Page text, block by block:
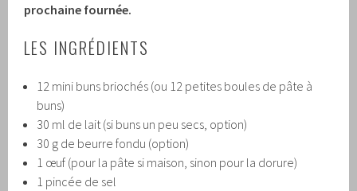
prochaine fournée.
LES INGRÉDIENTS
12 mini buns briochés (ou 12 petites boules de pâte à
buns)
30 ml de lait (si buns un peu secs, option)
30 g de beurre fondu (option)
1 œuf (pour la pâte si maison, sinon pour la dorure)
1 pincée de sel